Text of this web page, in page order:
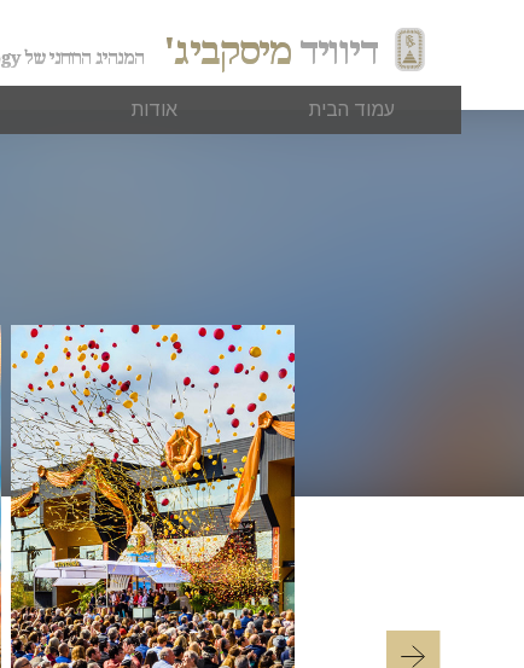
דיוויד מיסקביג' המנהיג הרוחני של Scientology
עמוד הבית אודות